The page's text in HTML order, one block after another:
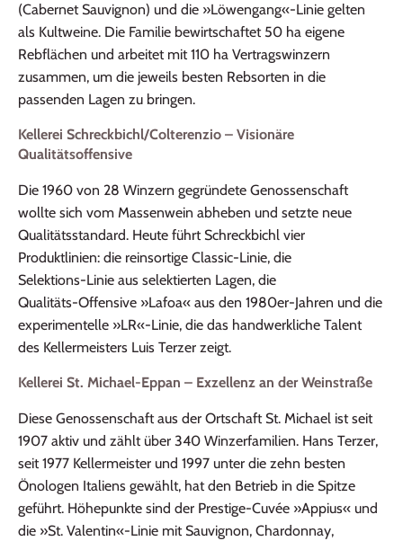
(Cabernet Sauvignon) und die »Löwengang«‑Linie gelten
als Kultweine. Die Familie bewirtschaftet 50 ha eigene
Rebflächen und arbeitet mit 110 ha Vertragswinzern
zusammen, um die jeweils besten Rebsorten in die
passenden Lagen zu bringen.
Kellerei Schreckbichl/Colterenzio – Visionäre
Qualitätsoffensive
Die 1960 von 28 Winzern gegründete Genossenschaft
wollte sich vom Massenwein abheben und setzte neue
Qualitätsstandard. Heute führt Schreckbichl vier
Produktlinien: die reinsortige Classic‑Linie, die
Selektions‑Linie aus selektierten Lagen, die
Qualitäts‑Offensive »Lafoa« aus den 1980er‑Jahren und die
experimentelle »LR«‑Linie, die das handwerkliche Talent
des Kellermeisters Luis Terzer zeigt.
Kellerei St. Michael‑Eppan – Exzellenz an der Weinstraße
Diese Genossenschaft aus der Ortschaft St. Michael ist seit
1907 aktiv und zählt über 340 Winzerfamilien. Hans Terzer,
seit 1977 Kellermeister und 1997 unter die zehn besten
Önologen Italiens gewählt, hat den Betrieb in die Spitze
geführt. Höhepunkte sind der Prestige‑Cuvée »Appius« und
die »St. Valentin«‑Linie mit Sauvignon, Chardonnay,